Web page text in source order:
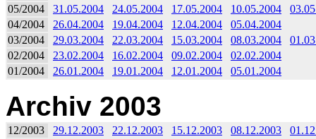
05/2004
31.05.2004 24.05.2004 17.05.2004 10.05.2004
04/2004
26.04.2004 19.04.2004 12.04.2004
05.04.2004
03/2004
29.03.2004 22.03.2004 15.03.2004 08.03.2004
02/2004
23.02.2004 16.02.2004 09.02.2004
02.02.2004
01/2004
26.01.2004 19.01.2004 12.01.2004 05.01.2004
Archiv 2003
12/2003 29.12.2003 22.12.2003 15.12.2003 08.12.2003